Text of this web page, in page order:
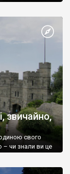
звичайно,
свого
– чи знали ви це